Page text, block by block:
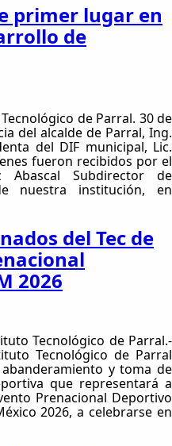
primer lugar en
de
de Parral. 30 de
del alcalde de Parral, Ing.
del DIF municipal, Lic.
fueron recibidos por el
Abascal Subdirector de
nuestra institución, en
del Tec de
2026
Tecnológico de Parral.-
Tecnológico de Parral
y toma de
que representará a
Prenacional Deportivo
2026, a celebrarse en